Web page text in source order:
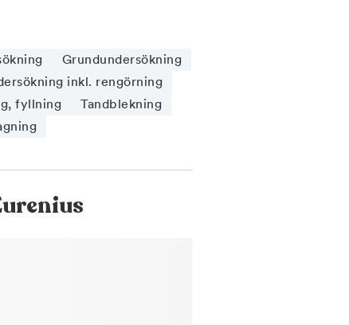
Grundundersökning
inkl. rengörning
fyllning
Tandblekning